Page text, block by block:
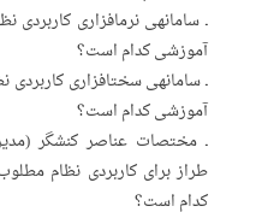
ـ سامانه‏ی نرم‏افزاری کاربردی‏
آموزشی کدام است؟
ـ سامانه‏ی سخت‏افزاری کاربردی‏
آموزشی کدام است؟
ـ مختصات عناصر کنشگر
طراز برای کاربردی‏ نظام
کدام است؟